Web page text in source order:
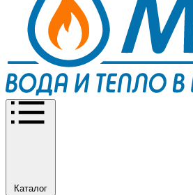
Каталог